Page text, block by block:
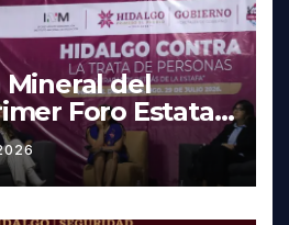
Mineral del
Foro Estatal
de Personas